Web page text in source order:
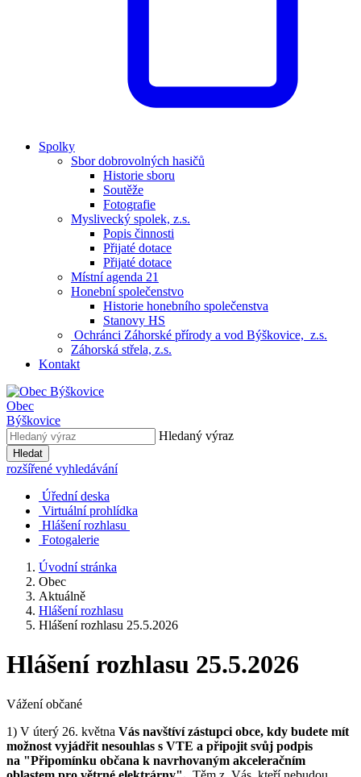
Spolky
Sbor dobrovolných hasičů
Historie sboru
Soutěže
Fotografie
Myslivecký spolek, z.s.
Popis činnosti
Přijaté dotace
Přijaté dotace
Místní agenda 21
Honební společenstvo
Historie honebního společenstva
Stanovy HS
Ochránci Záhorské přírody a vod Býškovice, z.s.
Záhorská střela, z.s.
Kontakt
Obec
Býškovice
Hledaný výraz
Hledat
rozšířené vyhledávání
Úřední deska
Virtuální prohlídka
Hlášení rozhlasu
Fotogalerie
Úvodní stránka
Obec
Aktuálně
Hlášení rozhlasu
Hlášení rozhlasu 25.5.2026
Hlášení rozhlasu 25.5.2026
Vážení občané
1) V úterý 26. května Vás navštíví zástupci obce, kdy budete mít
možnost vyjádřit nesouhlas s VTE a připojit svůj podpis
na "Připomínku občana k navrhovaným akceleračním